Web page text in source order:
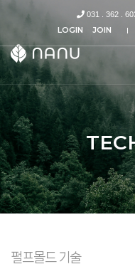
031 . 362 .
LOGIN JOIN
펄프몰드 기술